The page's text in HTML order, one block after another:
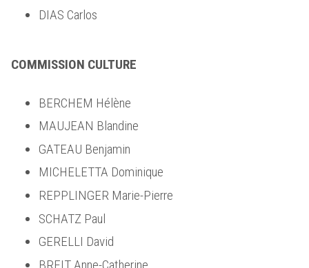
DIAS Carlos
COMMISSION CULTURE
BERCHEM Hélène
MAUJEAN Blandine
GATEAU Benjamin
MICHELETTA Dominique
REPPLINGER Marie-Pierre
SCHATZ Paul
GERELLI David
BREIT Anne-Catherine